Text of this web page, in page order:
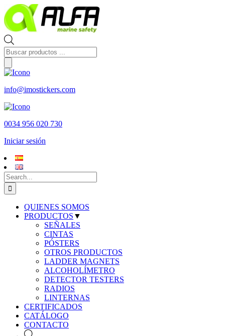
Skip
to
content
Búsqueda
de
productos
info@imostickers.com
0034 956 020 730
Iniciar sesión
Search
for:
QUIENES SOMOS
PRODUCTOS ▼
SEÑALES
CINTAS
PÓSTERS
OTROS PRODUCTOS
LADDER MAGNETS
ALCOHOLÍMETRO
DETECTOR TESTERS
RADIOS
LINTERNAS
CERTIFICADOS
CATÁLOGO
CONTACTO